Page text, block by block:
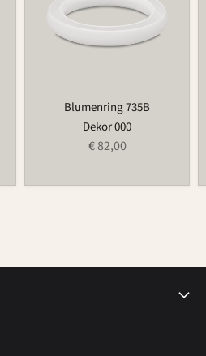
Blumenring 735B
Dekor 000
€ 82,00